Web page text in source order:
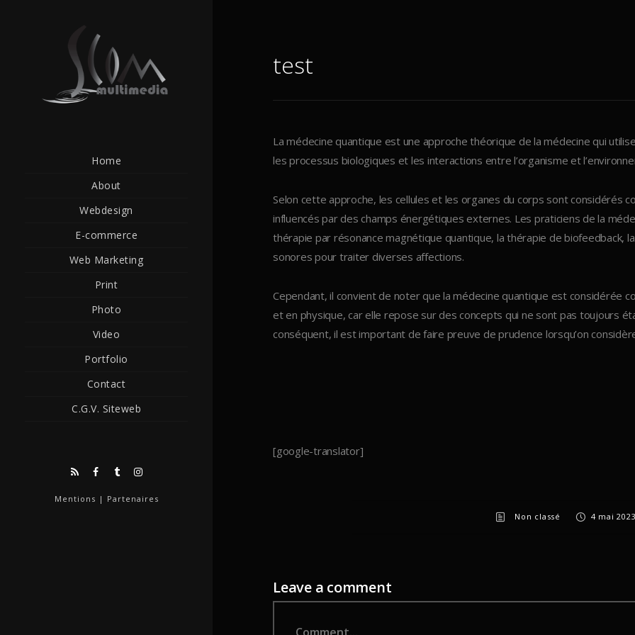
Home
About
Webdesign
E-commerce
Web Marketing
Print
Photo
Video
Portfolio
Contact
C.G.V. Siteweb
Mentions | Partenaires
test
La médecine quantique est une approche théorique de la médecine qui
les processus biologiques et les interactions entre l’organisme et
Selon cette approche, les cellules et les organes du corps sont
influencés par des champs énergétiques externes. Les praticiens de la
thérapie par résonance magnétique quantique, la thérapie de biofeedback,
sonores pour traiter diverses affections.
Cependant, il convient de noter que la médecine quantique est considérée
et en physique, car elle repose sur des concepts qui ne sont pas toujours
conséquent, il est important de faire preuve de prudence lorsqu’on
[google-translator]
Non classé 4 mai 2023
Leave a comment